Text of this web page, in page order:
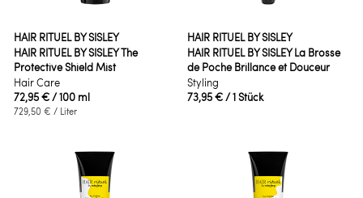
HAIR RITUEL BY SISLEY
HAIR RITUEL BY SISLEY The
Protective Shield Mist
Hair Care
72,95 €/ 100 ml
729,50 € / Liter
HAIR RITUEL BY SISLEY
HAIR RITUEL BY SISLEY La Brosse
de Poche Brillance et Douceur
Styling
73,95 €/ 1 Stück